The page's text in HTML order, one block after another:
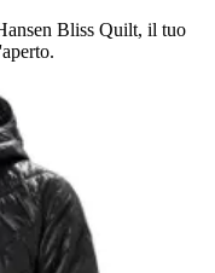
Bliss Quilt, il tuo